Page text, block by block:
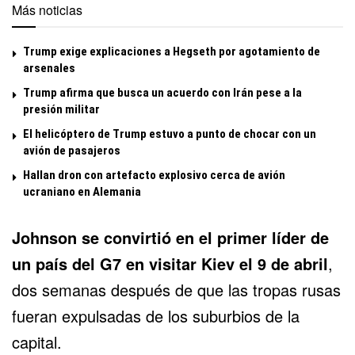
Más noticias
Trump exige explicaciones a Hegseth por agotamiento de
arsenales
Trump afirma que busca un acuerdo con Irán pese a la
presión militar
El helicóptero de Trump estuvo a punto de chocar con un
avión de pasajeros
Hallan dron con artefacto explosivo cerca de avión
ucraniano en Alemania
Johnson se convirtió en el primer líder de
un país del G7 en visitar Kiev el 9 de abril,
dos semanas después de que las tropas rusas
fueran expulsadas de los suburbios de la
capital.